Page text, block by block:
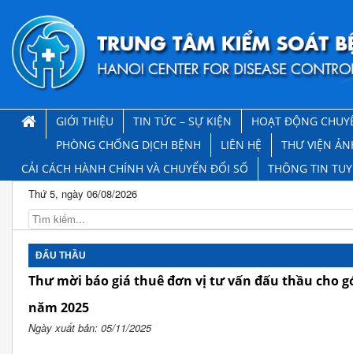
GIỚI THIỆU TIN TỨC – SỰ KIỆN
HOẠT ĐỘNG
PHÒNG CHỐNG DỊCH BỆNH
LIÊN HỆ
THƯ VIỆN
CẢI CÁCH HÀNH CHÍNH VÀ CHUYỂN ĐỔI SỐ
THÔNG TIN
Thứ 5, ngày 06/08/2026
ĐẤU THẦU
Thư mời báo giá thuê đơn vị tư vấn đấu thầu cho
năm 2025
Ngày xuất bản: 05/11/2025